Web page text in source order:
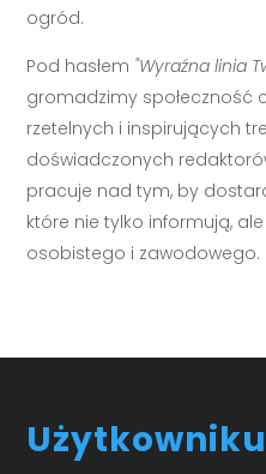
ogród.
Pod hasłem "Wyraźna linia
gromadzimy społeczność
rzetelnych i inspirujących
doświadczonych
pracuje nad tym, by
które nie tylko informują,
osobistego i zawodowego.